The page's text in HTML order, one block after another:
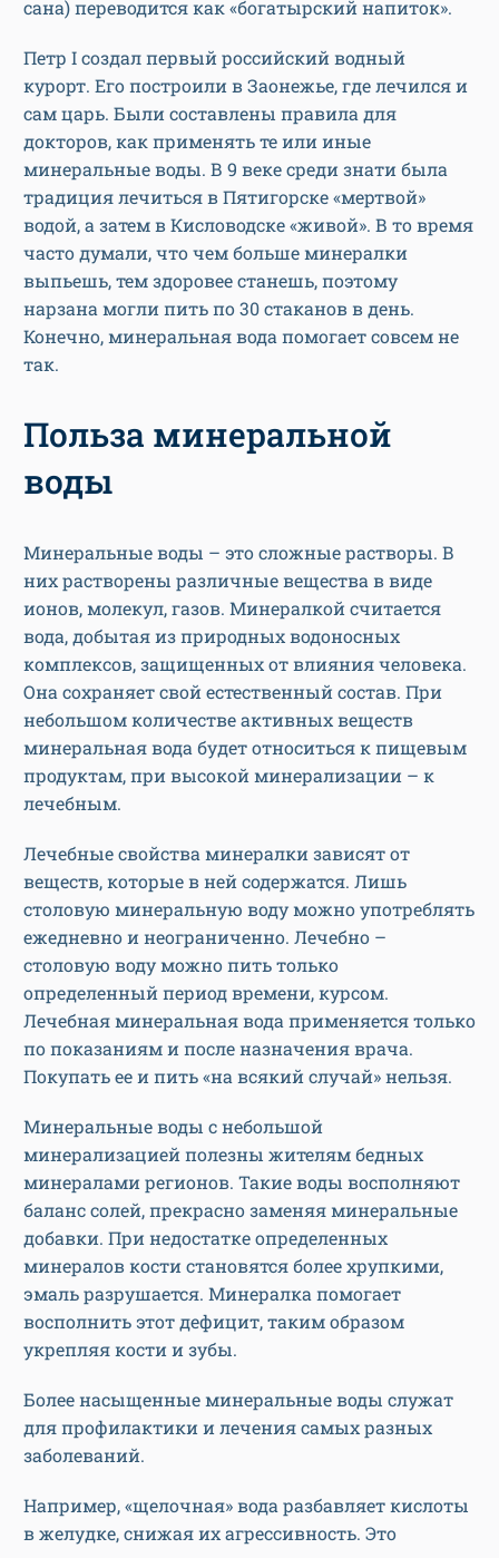
сана) переводится как «богатырский напиток».
Петр I создал первый российский водный
курорт. Его построили в Заонежье, где лечился и
сам царь. Были составлены правила для
докторов, как применять те или иные
минеральные воды. В 9 веке среди знати была
традиция лечиться в Пятигорске «мертвой»
водой, а затем в Кисловодске «живой». В то время
часто думали, что чем больше минералки
выпьешь, тем здоровее станешь, поэтому
нарзана могли пить по 30 стаканов в день.
Конечно, минеральная вода помогает совсем не
так.
Польза минеральной
воды
Минеральные воды – это сложные растворы. В
них растворены различные вещества в виде
ионов, молекул, газов. Минералкой считается
вода, добытая из природных водоносных
комплексов, защищенных от влияния человека.
Она сохраняет свой естественный состав. При
небольшом количестве активных веществ
минеральная вода будет относиться к пищевым
продуктам, при высокой минерализации – к
лечебным.
Лечебные свойства минералки зависят от
веществ, которые в ней содержатся. Лишь
столовую минеральную воду можно употреблять
ежедневно и неограниченно. Лечебно –
столовую воду можно пить только
определенный период времени, курсом.
Лечебная минеральная вода применяется только
по показаниям и после назначения врача.
Покупать ее и пить «на всякий случай» нельзя.
Минеральные воды с небольшой
минерализацией полезны жителям бедных
минералами регионов. Такие воды восполняют
баланс солей, прекрасно заменяя минеральные
добавки. При недостатке определенных
минералов кости становятся более хрупкими,
эмаль разрушается. Минералка помогает
восполнить этот дефицит, таким образом
укрепляя кости и зубы.
Более насыщенные минеральные воды служат
для профилактики и лечения самых разных
заболеваний.
Например, «щелочная» вода разбавляет кислоты
в желудке, снижая их агрессивность. Это